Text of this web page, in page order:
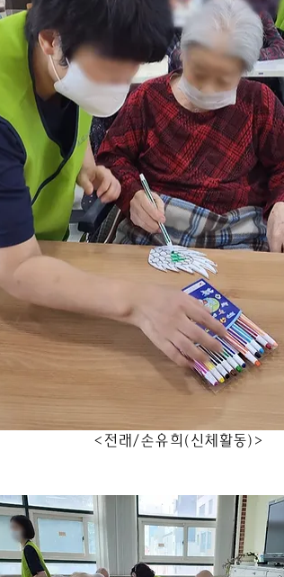
                                     <전래/손유희(신체활동)>